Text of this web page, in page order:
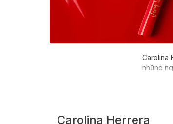
Carolina
những
York
triển lên
Carolina Herrera